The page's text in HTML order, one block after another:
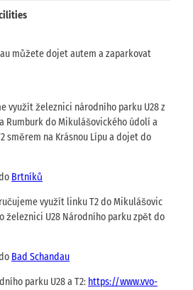
můžete dojet autem a zaparkovat
využít železnici národního parku U28 z
Rumburk do Mikulášovického údolí a
směrem na Krásnou Lípu a dojet do
Brtníků
využít linku T2 do Mikulášovic
železnici U28 Národního parku zpět do
Bad Schandau
parku U28 a T2: https://www.vvo-